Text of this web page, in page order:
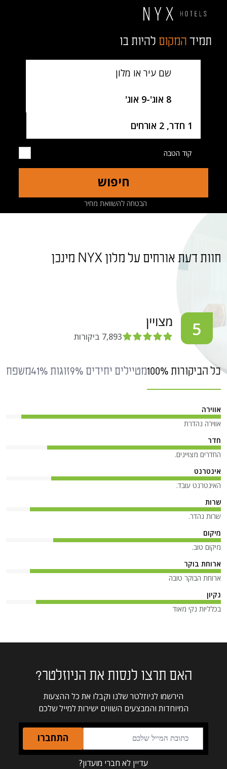
תמיד המקום להיות בו
8 אוג' -9 אוג'
1 חדר, 2 אורחים
קוד הטבה
חיפוש
הבטחה להשוואת מחיר
מלון חדרים מסעדות מפה
חוות דעת אורחים על מלון NYX מינכן
5 מצויין
7,893 ביקורות
כל הביקורות 100% מטיילים יחידים 9% זוגות 41% משפחות
אווירה
אווירה נהדרת
חדר
החדרים מצויינים.
אינטרנט
האינטרנט עובד.
שרות
שרות נהדר.
מיקום
מיקום טוב.
ארוחת בוקר
ארוחת הבוקר טובה
נקיון
בכלליות נקי מאוד
האם תרצו לנסות את הניוזלטר?
הירשמו לניוזלטר שלנו וקבלו את כל ההצעות
המיוחדות והמבצעים השווים ישירות למייל שלכם
התחברו
עדיין לא חברי מועדון?